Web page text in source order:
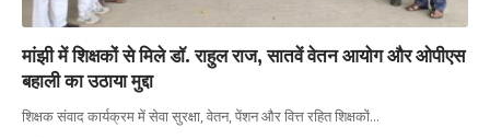
मांझी में शिक्षकों से मिले डॉ. राहुल राज, सातवें वेतन आयोग और ओपीएस
बहाली का उठाया मुद्दा
शिक्षक संवाद कार्यक्रम में सेवा सुरक्षा, वेतन, पेंशन और वित्त रहित शिक्षकों…